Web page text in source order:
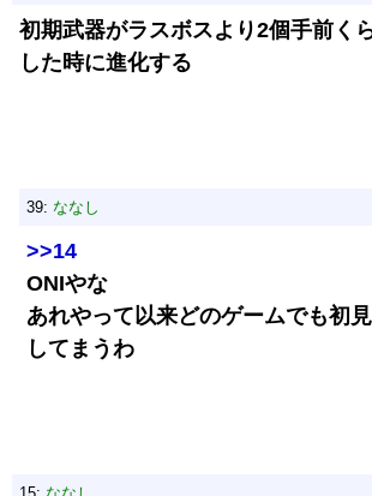
初期武器がラスボスより2個手前く
した時に進化する
39: ななし
>>14
ONIやな
あれやって以来どのゲームでも初
してまうわ